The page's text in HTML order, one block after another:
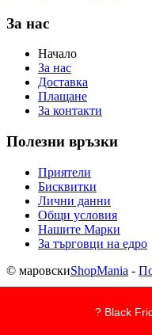
За нас
Начало
За нас
Доставка
Плащане
За контакти
Полезни връзки
Приятели
Бисквитки
Лични данни
Общи условия
Нашите Марки
За търговци на едро
© маровскиShopMania -
? Black